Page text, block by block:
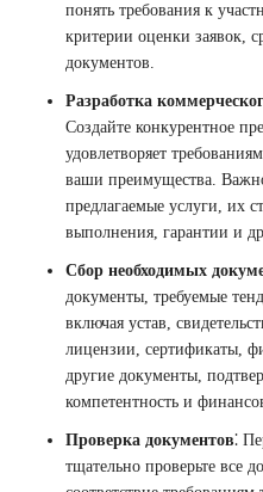
понять требования к
критерии оценки заявок,
документов.
Разработка
Создайте конкурентное
удовлетворяет
ваши преимущества.
предлагаемые услуги, их
выполнения, гарантии и
Сбор необходимых
документы, требуемые
включая устав,
лицензии, сертификаты,
другие документы,
компетентность и
Проверка документов⁚
тщательно проверьте все